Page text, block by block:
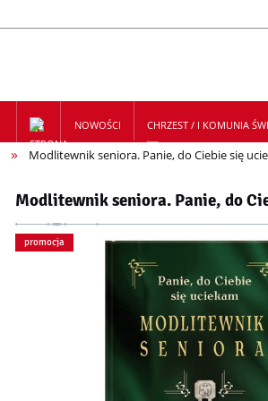
NOWOŚCI CHRZEST / I KOMUNIA
» Modlitewnik seniora. Panie, do Ciebie się
Modlitewnik seniora. Panie, do
promocja